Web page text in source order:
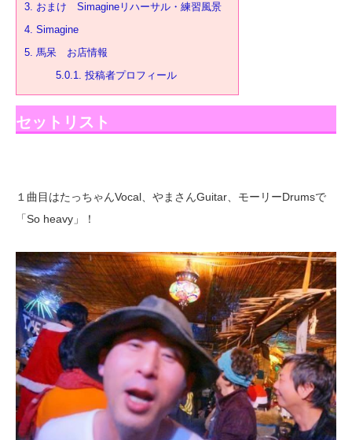
3. おまけ Simagineリハーサル・練習風景
4. Simagine
5. 馬呆 お店情報
5.0.1. 投稿者プロフィール
セットリスト
１曲目はたっちゃんVocal、やまさんGuitar、モーリーDrumsで
「So heavy」！